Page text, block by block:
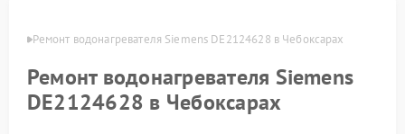
Ремонт водонагревателя Siemens DE2124628 в Чебоксарах
Ремонт водонагревателя Siemens
DE2124628 в Чебоксарах